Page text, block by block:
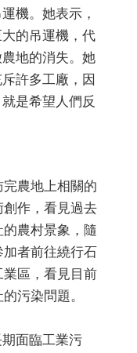
機。她表示，
的吊運機，代
地的消失。她
許多工廠，因
是希望人們反
完農地上相關的
創作，看見過去
的農村景象，隨
加者前往繞行石
業區，看見目前
污染問題。
面臨工業污